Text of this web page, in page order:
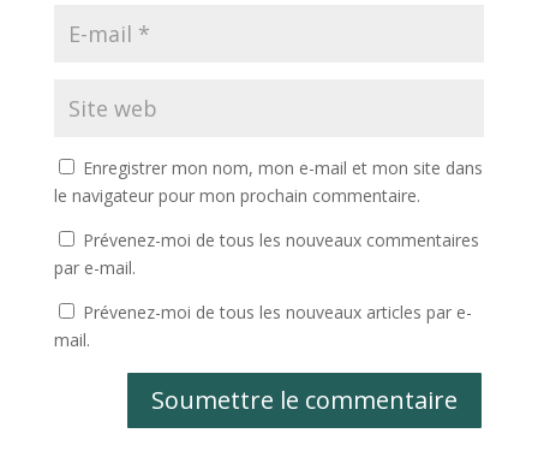
Enregistrer mon nom, mon e-mail et mon site dans
le navigateur pour mon prochain commentaire.
Prévenez-moi de tous les nouveaux commentaires
par e-mail.
Prévenez-moi de tous les nouveaux articles par e-
mail.
Soumettre le commentaire